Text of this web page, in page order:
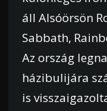
áll Alsóörsön
Sabbath,
Az ország
házibulijára
is